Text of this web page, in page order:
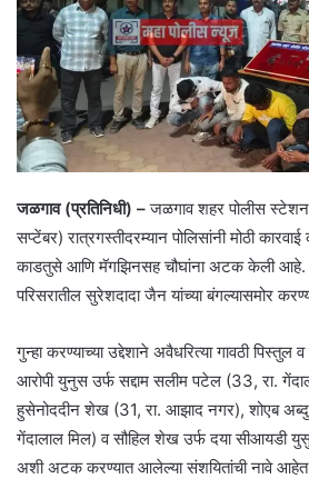
जळगाव (प्रतिनिधी) –जळगाव शहर पोलीस स्टेशन
सप्टेंबर) रात्रगस्तीदरम्यान पोलिसांनी मोठी
काडतुसे आणि मॅगझिनसह चौघांना अटक केली आहे.
परिसरातील सुरेशदादा जैन यांच्या बंगल्यासमोर
गुन्हा करण्याच्या उद्देशाने अवैधरित्या गावठी
आरोपी युनुस उर्फ सद्दाम सलीम पटेल (33, रा.
हुसेनोददीन शेख (31, रा. आझाद नगर), शोएब
गेंदालाल मिल) व सौहिल शेख उर्फ दया सीआयडी
अशी अटक करण्यात आलेल्या संशयितांची नावे